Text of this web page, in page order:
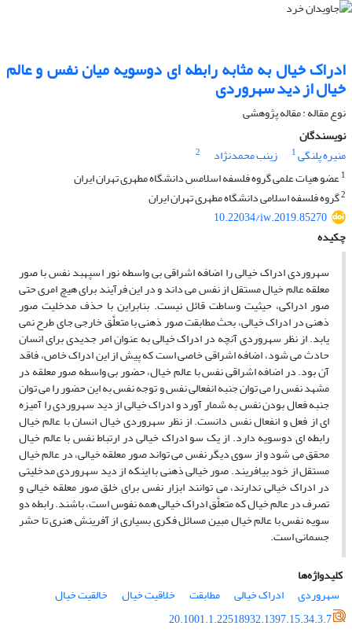
ادراک خیال به مثابه رابطه ای دوسویه میان نفس و عالم
خیال از دید سهروردی
نوع مقاله : مقاله پژوهشی
نویسندگان
منیره پلنگی1 زینب محمدنژاد
2
1عضو هیات علمی گروه فلسفه اسلامس دانشگاه مطهری تهران ایران
2گروه فلسفه اسلامی دانشگاه مطهری تهران ایران
10.22034/iw.2019.85270
چکیده
سهروردی ادراک خیالی را اضافه اشراقی بی واسطه نور اسپهبد نفس با صور
معلقه عالم خیال مستقل از نفس می داند و در این فرآیند برای هیچ امری حتی
صور ادراکی، حیثیت وساطت قائل نیست. بنابراین با حذف مدخلیت صور
ذهنی در ادراک خیالی، بحث مطابقت صور ذهنی با متعلَّق خارجی جای طرح نمی
یابد. از نظر سهروردی آنچه در ادراک خیالی به عنوان امر جدیدی برای انسان
حادث می شود، اضافه اشراقی خاصی است که پیش از این ادراک خاص، فاقد
آن بود. در اضافه اشراقی نفس با عالم خیال، حضور بی واسطه صور معلقه در
مشهد نفس را می توان جنبه انفعالی نفس و توجه نفس به این حضور را می توان
جنبه فعال بودن نفس به شمار آورد و ادراک خیالی از دید سهروردی را آمیزه
ای از فعل و انفعال نفس دانست. از نظر سهروردی خیال انسان با عالم خیال
رابطه ای دوسویه دارد. از یک سو ادراک خیالی در ارتباط نفس با عالم خیال
محقق می شود و از سوی دیگر نفس می تواند صور معلقه خیالی، در عالم خیال
مستقل از خود بیافریند. صور خیالی ذهنی با اینکه از دید سهروردی مدخلیتی
در ادراک خیالی ندارند، می توانند ابزار نفس برای خلق صور معلقه خیالی و
تصرف در عالم خیال که متعلَّق ادراک خیالی همه نفوس است، باشند. رابطه دو
سویه نفس با عالم خیال مبین مسائل فکری بسیاری از آفرینش هنری تا حشر
جسمانی است.
کلیدواژه‌ها
سهروردی
ادراک خیالی مطابقت خلاقیت خیال
خالقیت خیال
20.1001.1.22518932.1397.15.34.3.7